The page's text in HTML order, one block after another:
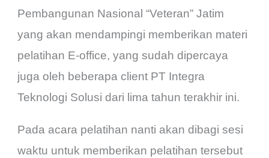
Pembangunan Nasional “Veteran” Jatim
yang akan mendampingi memberikan materi
pelatihan E-office, yang sudah dipercaya
juga oleh beberapa client PT Integra
Teknologi Solusi dari lima tahun terakhir ini.
Pada acara pelatihan nanti akan dibagi sesi
waktu untuk memberikan pelatihan tersebut